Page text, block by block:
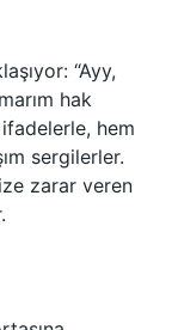
“Ayy,
hak
hem
sergilerler.
zarar veren